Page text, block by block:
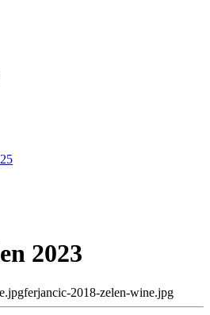
2023
ferjancic-2018-zelen-wine.jpg